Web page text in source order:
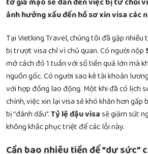
ảnh hưởng xấu đến hồ sơ xin visa các
Tại Vietking Travel, chúng tôi đã gặp
bị trượt visa chỉ vì chủ quan. Có người nộp
mở cách đó 1 tuần với số tiền quá lớn mà
nguồn gốc. Có người sao kê tài khoản
với hợp đồng lao động. Một khi đã có lịch
chính, việc xin lại visa sẽ khó khăn hơn gấp
bị “đánh dấu”.Tỷ lệ đậu visasẽ giảm sút
không khắc phục triệt để các lỗi này.
Cần bao nhiêu tiền để “dư sức”